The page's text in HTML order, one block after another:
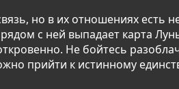
но в их отношениях есть
с ней выпадает карта
Не бойтесь
прийти к истинному